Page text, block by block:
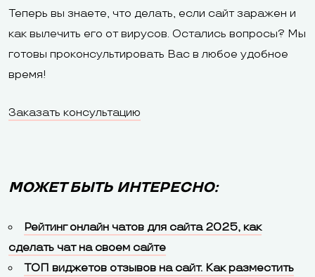
Теперь вы знаете, что делать, если сайт заражен и
как вылечить его от вирусов. Остались вопросы? Мы
готовы проконсультировать Вас в любое удобное
время!
Заказать консультацию
МОЖЕТ БЫТЬ ИНТЕРЕСНО:
Рейтинг онлайн чатов для сайта 2025, как
сделать чат на своем сайте
ТОП виджетов отзывов на сайт. Как разместить